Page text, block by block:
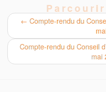
← Compte-rendu du
Compte-rendu du Conseil
mai